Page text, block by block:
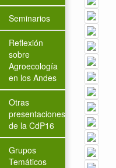
Seminarios
Reflexión
sobre
Agroecología
en los Andes
Otras
presentaciones
de la CdP16
Grupos
Temáticos